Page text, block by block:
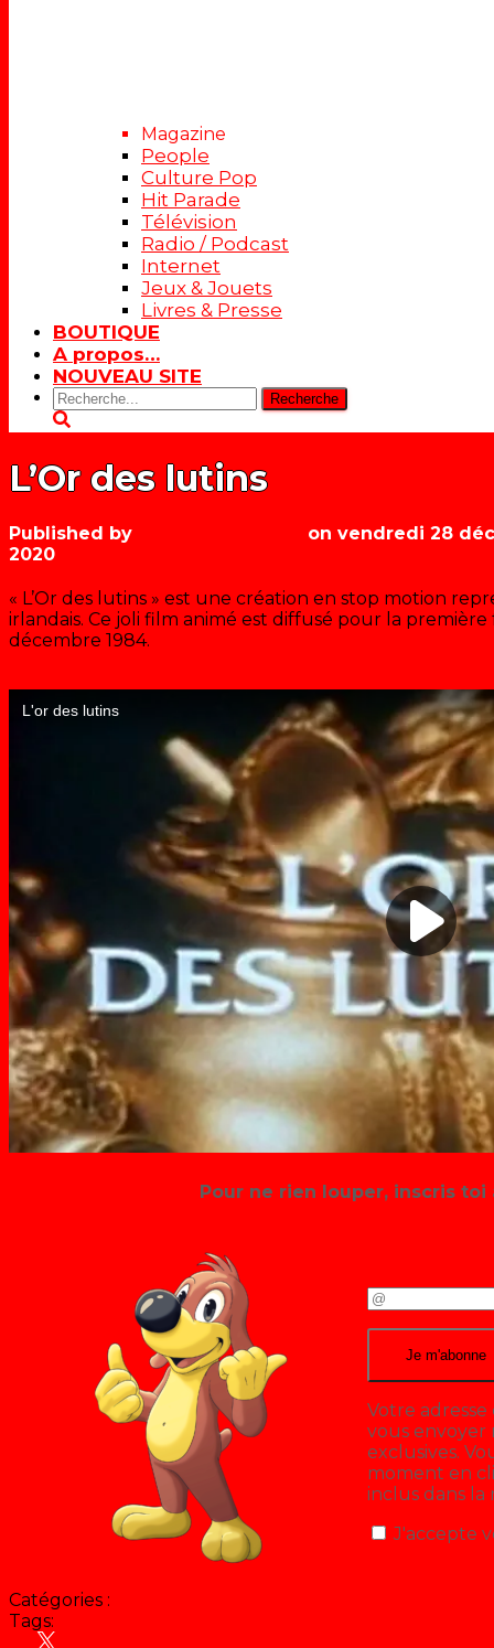
Magazine
People
Culture Pop
Hit Parade
Télévision
Radio / Podcast
Internet
Jeux & Jouets
Livres & Presse
BOUTIQUE
A propos…
NOUVEAU SITE
Rechercher:
L’Or des lutins
Published by on vendredi 28
2020
« L’Or des lutins » est une création en stop motion
irlandais. Ce joli film animé est diffusé pour la première
décembre 1984.
Pour ne rien louper, inscris toi
Votre
vous
exclusives.
moment en
inclus dans la
J'accepte
Catégories :
Tags: